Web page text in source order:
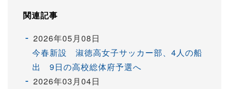
関連記事
2026年05月08日
今春新設 淑徳高女子サッカー部、4人の船
出 9日の高校総体府予選へ
2026年03月04日